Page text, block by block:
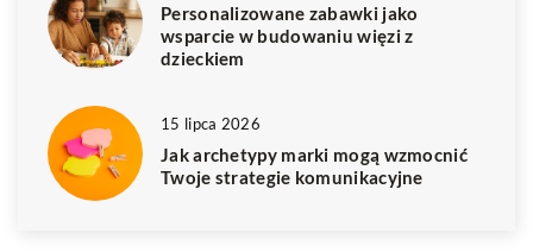
Personalizowane zabawki jako
wsparcie w budowaniu więzi z
dzieckiem
15 lipca 2026
Jak archetypy marki mogą wzmocnić
Twoje strategie komunikacyjne